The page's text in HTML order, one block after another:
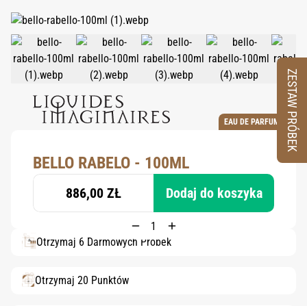
EAU DE PARFUM
BELLO RABELO - 100ML
886,00 ZŁ Dodaj do koszyka
Otrzymaj 6 Darmowych Próbek
Otrzymaj 20 Punktów
ZESTAW PRÓBEK